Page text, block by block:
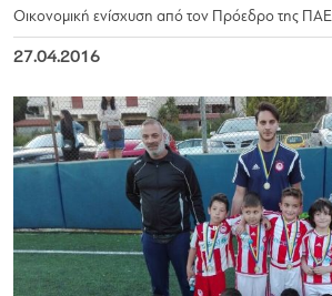
Οικονομική ενίσχυση από τον Πρόεδρο της
27.04.2016